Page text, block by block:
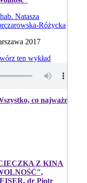
Natasza
Różycka
2017
ten wykład
co najważniejsze
Z KINA
dr Piotr